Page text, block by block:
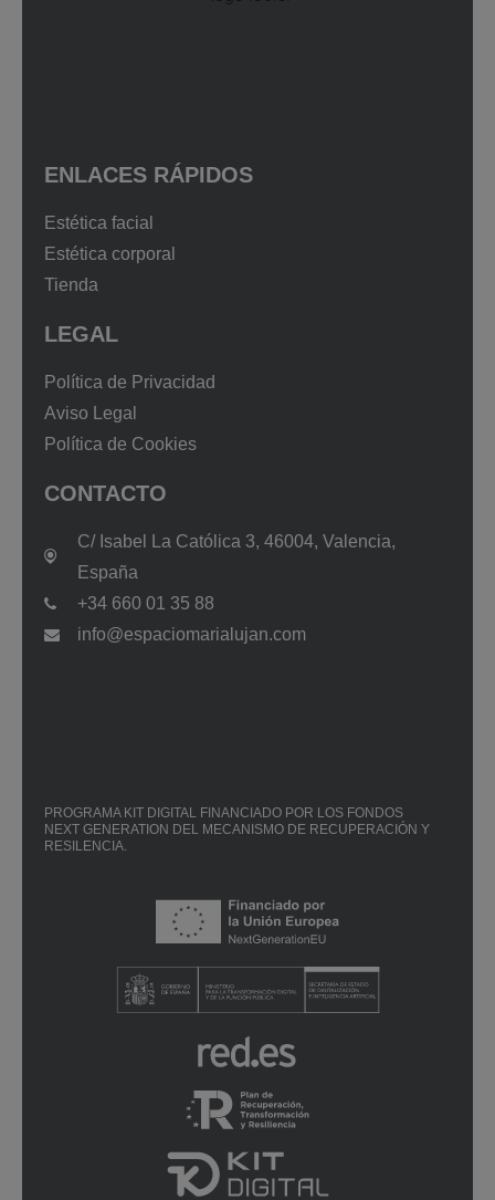
ENLACES RÁPIDOS
Estética facial
Estética corporal
Tienda
LEGAL
Política de Privacidad
Aviso Legal
Política de Cookies
CONTACTO
C/ Isabel La Católica 3, 46004, Valencia,
España
+34 660 01 35 88
info@espaciomarialujan.com
PROGRAMA KIT DIGITAL FINANCIADO POR LOS FONDOS
NEXT GENERATION DEL MECANISMO DE RECUPERACIÓN Y
RESILENCIA.